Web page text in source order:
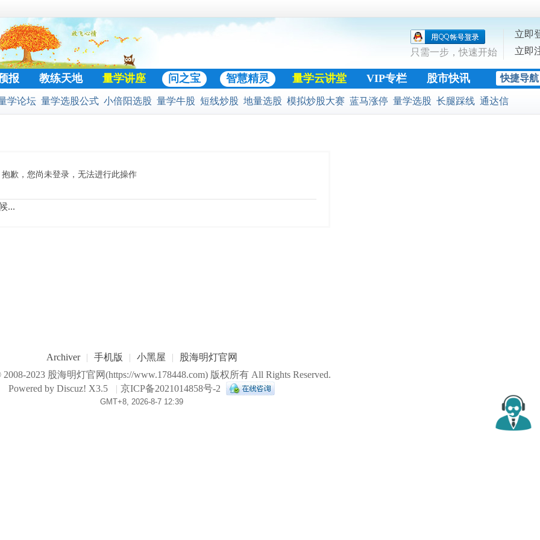
立即
立即
只需一步，快速开始
快捷导航
报 教练天地 量学讲座 问之宝 智慧精灵 量学云讲堂 VIP专栏
股市快讯
股票公式
好贴
学论坛 量学选股公式 小倍阳选股 量学牛股 短线炒股 地量选股 模拟炒股大赛 蓝马涨停 量学选股 长腿踩线 通达信
抱歉，您尚未登录，无法进行此操作
...
Archiver | 手机版 | 小黑屋 |
股海明灯官网
2023 股海明灯官网(https://www.178448.com) 版权所有 All Rights Reserved.
Powered by Discuz! X3.5 | 京ICP备2021014858号-2
GMT+8, 2026-8-7 12:39